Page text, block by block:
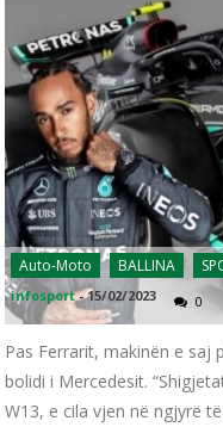
Auto-Moto BALLINA
infosport -15/02/2023 0
Pas Ferrarit, makinën e saj
bolidi i Mercedesit.
W13, e cila vjen në ngjyrë